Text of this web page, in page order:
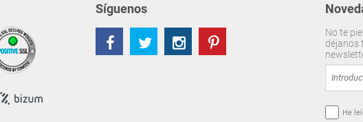
No te
déjanos
He
Síguenos